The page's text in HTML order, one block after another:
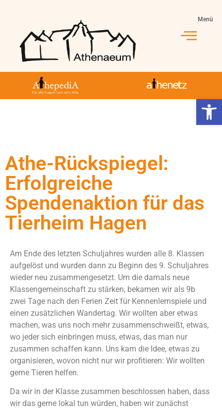
Menü
Athe-Rückspiegel:
Erfolgreiche
Spendenaktion für das
Tierheim Hagen
Am Ende des letzten Schuljahres wurden alle 8. Klassen
aufgelöst und wurden dann zu Beginn des 9. Schuljahres
wieder neu zusammengesetzt. Um die damals neue
Klassengemeinschaft zu stärken, bekamen wir als 9b
zwei Tage nach den Ferien Zeit für Kennenlernspiele und
einen zusätzlichen Wandertag. Wir wollten aber etwas
machen, was uns noch mehr zusammenschweißt, etwas,
wo jeder sich einbringen muss, etwas, das man nur
zusammen schaffen kann. Uns kam die Idee, etwas zu
organisieren, wovon nicht nur wir profitieren: Wir wollten
gerne Tieren helfen.
Da wir in der Klasse zusammen beschlossen haben, dass
wir das gerne lokal tun würden, haben wir zunächst